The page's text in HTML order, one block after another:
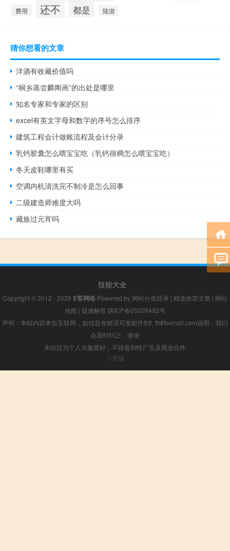
费用 还不 都是 陆游
猜你想看的文章
洋酒有收藏价值吗
“桐乡蒸尝麟阁画”的出处是哪里
知名专家和专家的区别
excel有英文字母和数字的序号怎么排序
建筑工程会计做账流程及会计分录
乳钙胶囊怎么喂宝宝吃（乳钙很稠怎么喂宝宝吃）
冬天皮鞋哪里有买
空调内机清洗完不制冷是怎么回事
二级建造师难度大吗
藏族过元宵吗
技能大全
Copyright © 2012 - 2026 E客网络 Powered by 网站分类目录 | 精选推荐文章 | 网站
地图 | 疑难解答 陕ICP备05009492号
声明：本站内容来自互联网，如信息有错误可发邮件到f_fb#foxmail.com说明，我们
会及时纠正，谢谢
本站仅为个人兴趣爱好，不接盈利性广告及商业合作
小男孩